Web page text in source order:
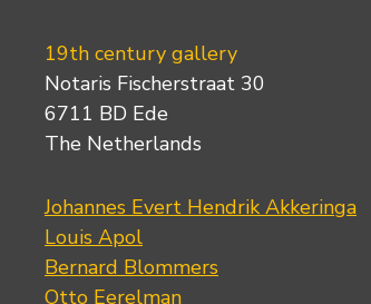
19th century gallery
Notaris Fischerstraat 30
6711 BD Ede
The Netherlands
Johannes Evert Hendrik Akkeringa
Louis Apol
Bernard Blommers
Otto Eerelman